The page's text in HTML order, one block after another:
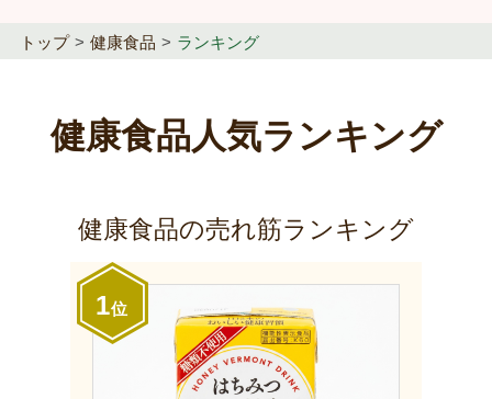
トップ 健康食品 ランキング
健康食品人気ランキング
健康食品の売れ筋ランキング
1位